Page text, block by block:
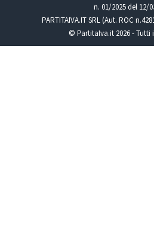
n. 01/2025 del 12/
PARTITAIVA.IT SRL (Aut. ROC
© PartitaIva.it 2026 - Tutti